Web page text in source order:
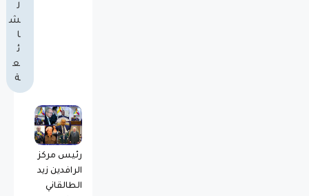
ل
ش
ا
ئ
ع
ة
رئيس مركز
الرافدين زيد
الطالقاني